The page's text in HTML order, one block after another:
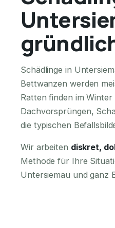
Schädlinge in
Bettwanzen werden
Ratten finden im
Dachvorsprüngen,
die typischen
Wir arbeiten diskret,
Methode für Ihre
Untersiemau und ganz